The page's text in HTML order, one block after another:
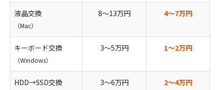
液晶交換
（Mac）
8〜13万円 4〜7万円
キーボード交換
（Windows）
3〜5万円 1〜2万円
HDD→SSD交換 3〜6万円 2〜4万円